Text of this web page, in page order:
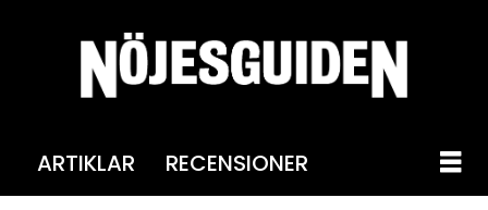
ARTIKLAR RECENSIONER